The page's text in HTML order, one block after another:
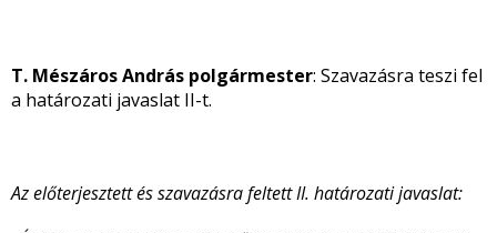
T. Mészáros András polgármester: Szavazásra teszi fel
a határozati javaslat II-t.
Az előterjesztett és szavazásra feltett II. határozati javaslat: